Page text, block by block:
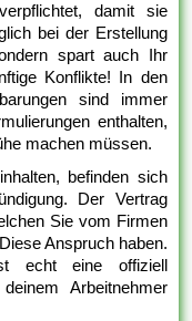
damit sie
bei der Erstellung
spart auch Ihr
Konflikte! In den
sind immer
enthalten,
machen müssen.
befinden sich
Der Vertrag
Sie vom Firmen
Anspruch haben.
echt eine offiziell
Arbeitnehmer